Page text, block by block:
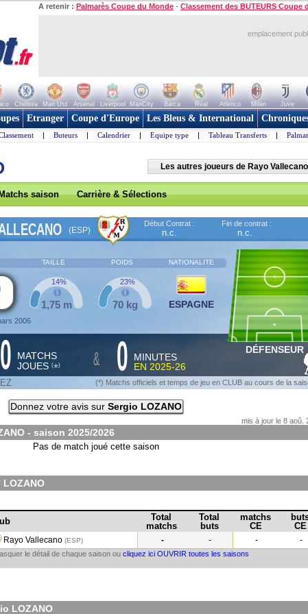
A retenir : Palmarès Coupe du Monde - Classement des BUTEURS Coupe
emplacement
Chelsea Man Utd Arsenal Liverpool ManCity Barca Real Atletico Milan Juve
Etranger Coupe d'Europe Les Bleus & International
| Buteurs | Calendrier | Equipe type | Tableau Transferts |
Les autres joueurs de Rayo Vallecano
saison Carrière & Sélections
(ESP)
Début Contrat :
n.c.
Fin de contrat :
n.c.
TAILLE POIDS NATIONALITE
2006
1,75 m
14%
70 kg
23%
ESPAGNE
0 MATCHS
JOUES (*) & 0
MINUTES
EN 2025-26
DÉFENSEUR
(*) Matchs officiels et temps de jeu en CLUB au cours de la
Donnez votre avis sur Sergio LOZANO
mis à jour le 8 aoû.
- saison 2025/2026
Pas de match joué cette saison
LOZANO
Total
matchs
Total
buts
matchs
CE
CE
Rayo Vallecano (ESP) - - - -
le détail de chaque saison ou cliquez ici OUVRIR toutes les saisons
LOZANO